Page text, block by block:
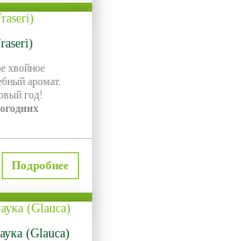
хвойное
аромат.
год!
Подробнее
(Glauca)